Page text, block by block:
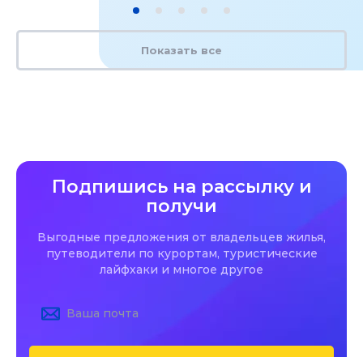
Показать все
Подпишись на рассылку и
получи
Выгодные предложения от владельцев жилья,
путеводители по курортам, туристические
лайфхаки и многое другое